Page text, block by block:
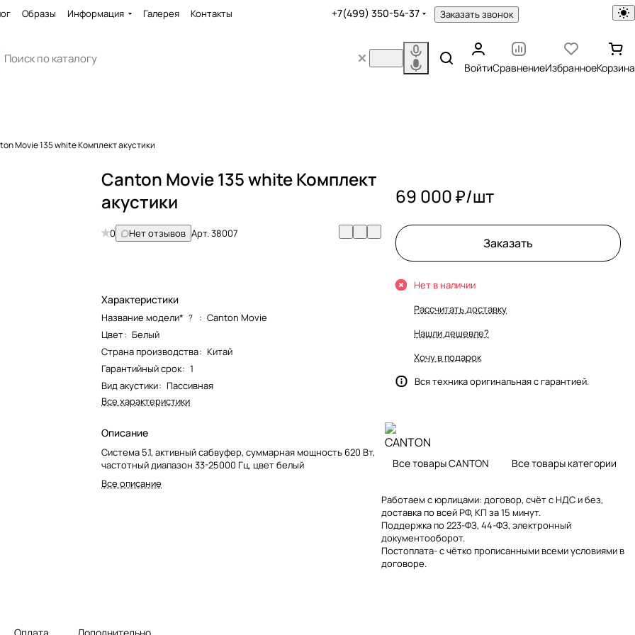
Образы Информация Галерея Контакты +7(499) 350-54-37 Заказать звонок
ВойтиСравнениеИзбранноеКорзина
Movie 135 white Комплект акустики
Canton Movie 135 white Комплект
акустики
0 Нет отзывов Арт.38007
Характеристики
Название модели* ? : Canton Movie
Цвет: Белый
Страна производства: Китай
Гарантийный срок: 1
Вид акустики: Пассивная
Все характеристики
Описание
Система 5.1, активный сабвуфер, суммарная мощность 620 Вт,
частотный диапазон 33-25000 Гц, цвет белый
Все описание
69 000 ₽/шт
Заказать
Нет в наличии
Рассчитать доставку
Нашли дешевле?
Хочу в подарок
Вся техника оригинальная с гарантией.
Все товары CANTON Все товары категории
Работаем с юрлицами: договор, счёт с НДС и без,
доставка по всей РФ, КП за 15 минут.
Поддержка по 223-ФЗ, 44-ФЗ, электронный
документооборот.
Постоплата- с чётко прописанными всеми условиями в
договоре.